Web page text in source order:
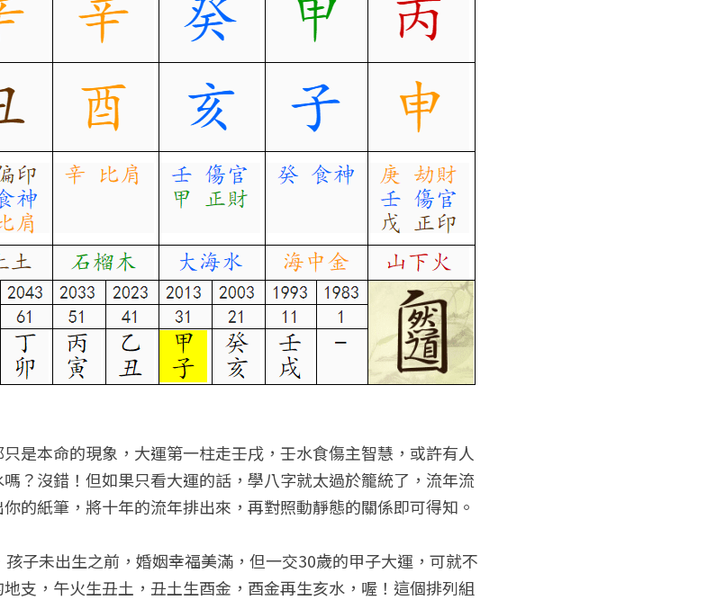
是本命的現象，大運第一柱走壬戌，壬水食傷主智慧，或許有人
？沒錯！但如果只看大運的話，學八字就太過於籠統了，流年流
的紙筆，將十年的流年排出來，再對照動靜態的關係即可得知。
子未出生之前，婚姻幸福美滿，但一交30歲的甲子大運，可就不
支，午火生丑土，丑土生酉金，酉金再生亥水，喔！這個排列組